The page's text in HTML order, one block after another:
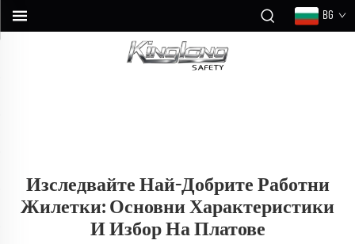
BG
Изследвайте Най-Добрите Работни
Жилетки: Основни Характеристики
И Избор На Платове